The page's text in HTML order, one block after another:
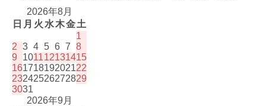
2026年8月
日 月 火 水木金土
1
2 3 4 5 6 7 8
9
101112131415
16171819202122
23242526272829
3031
2026年9月